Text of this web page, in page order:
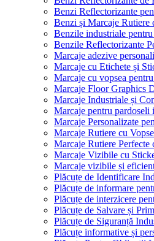
Benzi Reflectorizante
Benzi și Marcaje Rutiere
Benzile industriale
Benzile Reflectorizante
Marcaje adezive
Marcaje cu Etichete și
Marcaje cu vopsea
Marcaje Floor Graphics
Marcaje Industriale și
Marcaje pentru pardoseli
Marcaje Personalizate
Marcaje Rutiere cu
Marcaje Rutiere Perfecte
Marcaje Vizibile cu
Marcaje vizibile și
Plăcuțe de Identificare
Plăcuțe de informare
Plăcuțe de interzicere
Plăcuțe de Salvare și
Plăcuțe de Siguranță
Plăcuțe informative și